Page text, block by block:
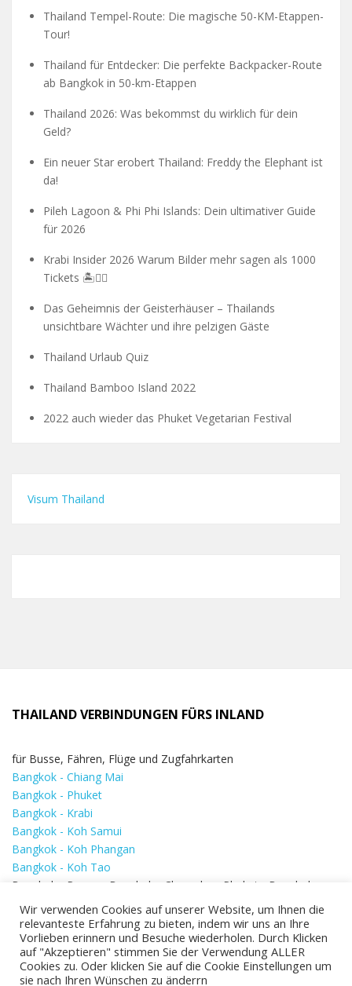
Thailand Tempel-Route: Die magische 50-KM-Etappen-
Tour!
Thailand für Entdecker: Die perfekte Backpacker-Route
ab Bangkok in 50-km-Etappen
Thailand 2026: Was bekommst du wirklich für dein
Geld?
Ein neuer Star erobert Thailand: Freddy the Elephant ist
da!
Pileh Lagoon & Phi Phi Islands: Dein ultimativer Guide
für 2026
Krabi Insider 2026 Warum Bilder mehr sagen als 1000
Tickets 🏝️🧗‍♂️
Das Geheimnis der Geisterhäuser – Thailands
unsichtbare Wächter und ihre pelzigen Gäste
Thailand Urlaub Quiz
Thailand Bamboo Island 2022
2022 auch wieder das Phuket Vegetarian Festival
Visum Thailand
THAILAND VERBINDUNGEN FÜRS INLAND
für Busse, Fähren, Flüge und Zugfahrkarten
Bangkok - Chiang Mai
Bangkok - Phuket
Bangkok - Krabi
Bangkok - Koh Samui
Bangkok - Koh Phangan
Bangkok - Koh Tao
Bangkok - Ranong Bangkok - Chumphon Phuket - Bangkok
Krabi - Bangkok Chiang Mai - Bangkok Chumphon - Bangkok
Koh Samui - Koh Phi PhiBangkok - Pattaya
Bangkok - Hua Hin
Wir verwenden Cookies auf unserer Website, um Ihnen die
relevanteste Erfahrung zu bieten, indem wir uns an Ihre
Vorlieben erinnern und Besuche wiederholen. Durch Klicken
auf "Akzeptieren" stimmen Sie der Verwendung ALLER
Cookies zu. Oder klicken Sie auf die Cookie Einstellungen um
sie nach Ihren Wünschen zu änderrn